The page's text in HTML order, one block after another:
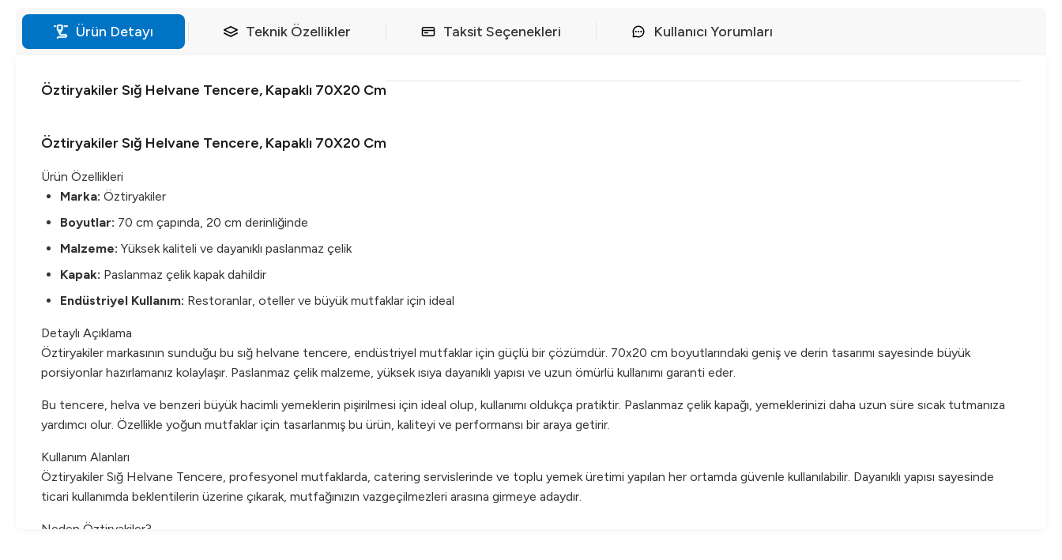
Ürün Detayı Teknik Özellikler Taksit Seçenekleri Kullanıcı Yorumları
Öztiryakiler Sığ Helvane Tencere, Kapaklı 70X20 Cm
Öztiryakiler Sığ Helvane Tencere, Kapaklı 70X20 Cm
Ürün Özellikleri
Marka: Öztiryakiler
Boyutlar: 70 cm çapında, 20 cm derinliğinde
Malzeme: Yüksek kaliteli ve dayanıklı paslanmaz çelik
Kapak: Paslanmaz çelik kapak dahildir
Endüstriyel Kullanım: Restoranlar, oteller ve büyük mutfaklar için ideal
Detaylı Açıklama
Öztiryakiler markasının sunduğu bu sığ helvane tencere, endüstriyel mutfaklar için güçlü bir çözümdür. 70x20 cm boyutlarındaki geniş ve derin tasarımı sayesinde büyük
porsiyonlar hazırlamanız kolaylaşır. Paslanmaz çelik malzeme, yüksek ısıya dayanıklı yapısı ve uzun ömürlü kullanımı garanti eder.
Bu tencere, helva ve benzeri büyük hacimli yemeklerin pişirilmesi için ideal olup, kullanımı oldukça pratiktir. Paslanmaz çelik kapağı, yemeklerinizi daha uzun süre sıcak tutmanıza
yardımcı olur. Özellikle yoğun mutfaklar için tasarlanmış bu ürün, kaliteyi ve performansı bir araya getirir.
Kullanım Alanları
Öztiryakiler Sığ Helvane Tencere, profesyonel mutfaklarda, catering servislerinde ve toplu yemek üretimi yapılan her ortamda güvenle kullanılabilir. Dayanıklı yapısı sayesinde
ticari kullanımda beklentilerin üzerine çıkarak, mutfağınızın vazgeçilmezleri arasına girmeye adaydır.
Neden Öztiryakiler?